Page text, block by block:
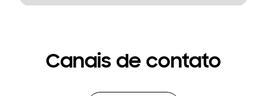
Canais de contato